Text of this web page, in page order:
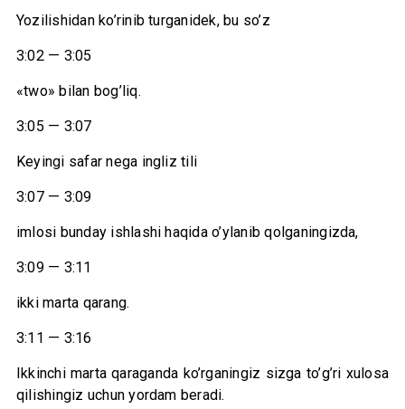
Yozilishidan ko’rinib turganidek, bu so’z
3:02 — 3:05
«two» bilan bog’liq.
3:05 — 3:07
Keyingi safar nega ingliz tili
3:07 — 3:09
imlosi bunday ishlashi haqida o’ylanib qolganingizda,
3:09 — 3:11
ikki marta qarang.
3:11 — 3:16
Ikkinchi marta qaraganda ko’rganingiz sizga to’g’ri xulosa
qilishingiz uchun yordam beradi.